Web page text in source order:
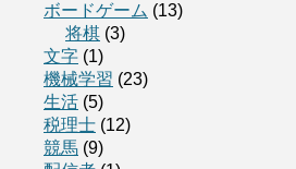
ボードゲーム (13)
将棋 (3)
文字 (1)
機械学習 (23)
生活 (5)
税理士 (12)
競馬 (9)